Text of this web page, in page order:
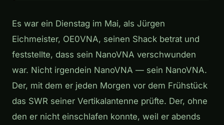
Es war ein Dienstag im Mai, als Jürgen
Eichmeister, OE0VNA, seinen Shack betrat und
feststellte, dass sein NanoVNA verschwunden
war. Nicht irgendein NanoVNA — sein NanoVNA.
Der, mit dem er jeden Morgen vor dem Frühstück
das SWR seiner Vertikalantenne prüfte. Der, ohne
den er nicht einschlafen konnte, weil er abends